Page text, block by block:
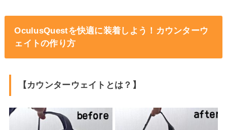
OculusQuestを快適に装着しよう！カウンターウ
ェイトの作り方
【カウンターウェイトとは？】